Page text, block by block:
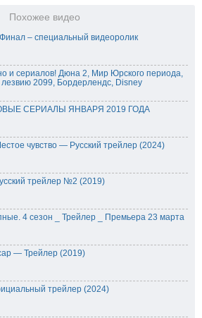
Похожее видео
– специальный видеоролик
и сериалов! Дюна 2, Мир Юрского периода,
2099, Бордерлендс, Disney
СЕРИАЛЫ ЯНВАРЯ 2019 ГОДА
чувство — Русский трейлер (2024)
трейлер №2 (2019)
4 сезон _ Трейлер _ Премьера 23 марта
— Трейлер (2019)
трейлер (2024)